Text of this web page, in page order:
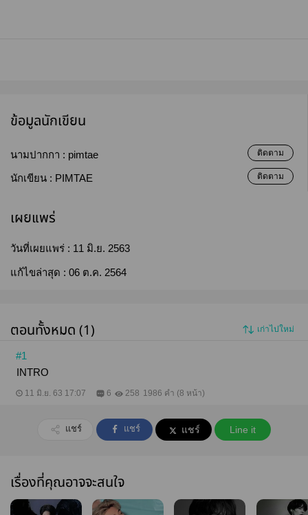
ข้อมูลนักเขียน
นามปากกา : pimtae ติดตาม
นักเขียน : PIMTAE ติดตาม
เผยแพร่
วันที่เผยแพร่ : 11 มิ.ย. 2563
แก้ไขล่าสุด : 06 ต.ค. 2564
ตอนทั้งหมด (1) เก่าไปใหม่
#1
INTRO
11 มิ.ย. 63 17:07 6 258 1986 คำ (8 หน้า)
แชร์ แชร์ แชร์ Line it
เรื่องที่คุณอาจจะสนใจ